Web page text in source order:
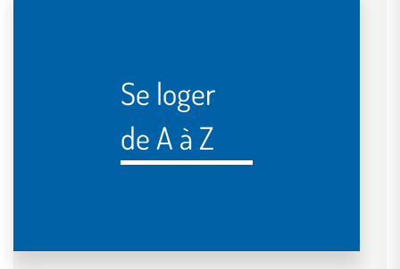
Se loger
de A à Z